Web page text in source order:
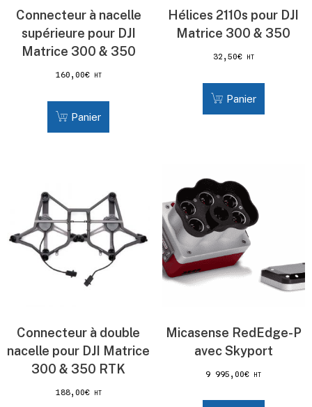
Connecteur à nacelle
supérieure pour DJI
Matrice 300 & 350
160,00€ HT
Panier
Hélices 2110s pour DJI
Matrice 300 & 350
32,50€ HT
Panier
Connecteur à double
nacelle pour DJI Matrice
300 & 350 RTK
188,00€ HT
Micasense RedEdge-P
avec Skyport
9 995,00€ HT